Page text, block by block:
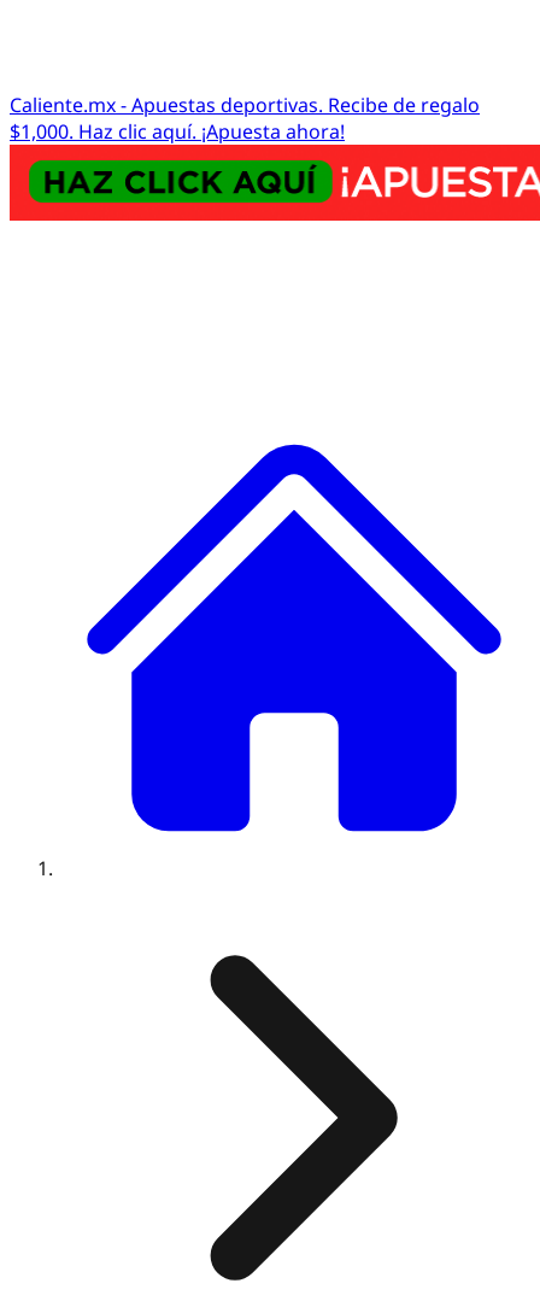
Caliente.mx - Apuestas deportivas. Recibe de regalo
$1,000. Haz clic aquí. ¡Apuesta ahora!